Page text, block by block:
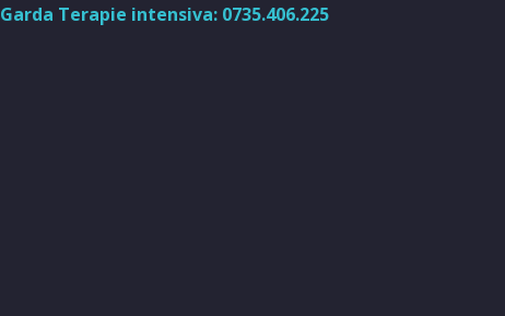
Garda Terapie intensiva: 0735.406.225